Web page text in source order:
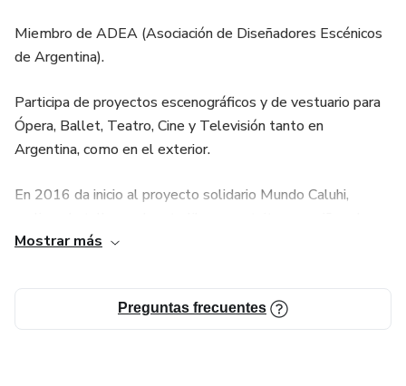
Canjes. Ambientación de prendas.
Primer encuentro con los actores.
Toma de medidas. Prueba de vestuario.
Implementos para rodaje.
Como es un día de rodaje.
Como cerrar un proyecto.
Miembro de ADEA (Asociación de Diseñadores Escénicos
de Argentina).
Participa de proyectos escenográficos y de vestuario para
Ópera, Ballet, Teatro, Cine y Televisión tanto en
Argentina, como en el exterior.
En 2016 da inicio al proyecto solidario Mundo Caluhi,
distintos países.
Durante el 2018 realiza prácticas de diseño y realización
de vestuario escénico para el Teatro Alhambra en Granada,
España.
Mostrar más
Preguntas frecuentes